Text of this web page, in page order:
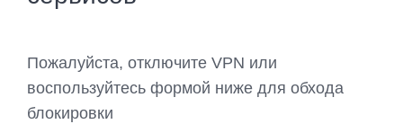
Пожалуйста, отключите VPN или
воспользуйтесь формой ниже для обхода
блокировки